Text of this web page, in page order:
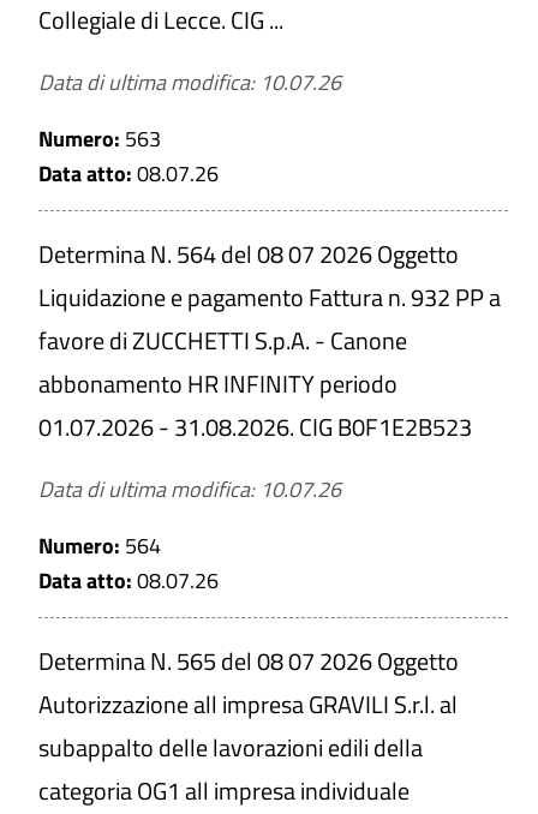
Collegiale di Lecce. CIG ...
Data di ultima modifica: 10.07.26
Numero: 563
Data atto:08.07.26
Determina N. 564 del 08 07 2026 Oggetto
Liquidazione e pagamento Fattura n. 932 PP a
favore di ZUCCHETTI S.p.A. - Canone
abbonamento HR INFINITY periodo
01.07.2026 - 31.08.2026. CIG B0F1E2B523
Data di ultima modifica: 10.07.26
Numero: 564
Data atto:08.07.26
Determina N. 565 del 08 07 2026 Oggetto
Autorizzazione all impresa GRAVILI S.r.l. al
subappalto delle lavorazioni edili della
categoria OG1 all impresa individuale